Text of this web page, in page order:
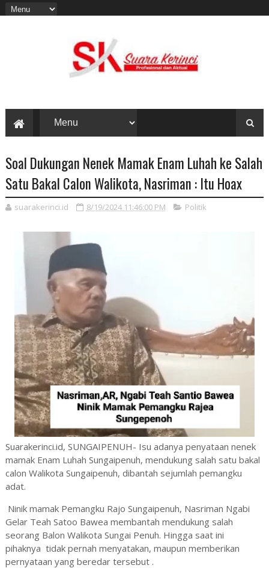
Soal Dukungan Nenek Mamak Enam Luhah ke Salah
Satu Bakal Calon Walikota, Nasriman : Itu Hoax
suarakerinci.id 8/19/2024 11:46:00 PM Politik
Suarakerinci.id, SUNGAIPENUH- Isu adanya penyataan nenek
mamak Enam Luhah Sungaipenuh, mendukung salah satu bakal
calon Walikota Sungaipenuh, dibantah sejumlah pemangku
adat.
Ninik mamak Pemangku Rajo Sungaipenuh, Nasriman Ngabi
Gelar Teah Satoo Bawea membantah mendukung salah
seorang Balon Walikota Sungai Penuh. Hingga saat ini
pihaknya tidak pernah menyatakan, maupun memberikan
pernyataan yang beredar tersebut .